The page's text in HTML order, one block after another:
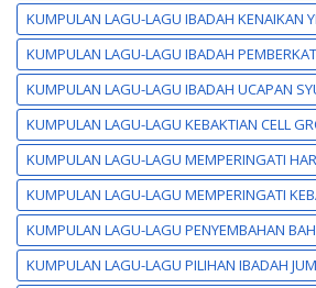
KUMPULAN LAGU-LAGU IBADAH KENAIKAN
KUMPULAN LAGU-LAGU IBADAH
KUMPULAN LAGU-LAGU IBADAH UCAPAN
KUMPULAN LAGU-LAGU KEBAKTIAN CELL
KUMPULAN LAGU-LAGU MEMPERINGATI
KUMPULAN LAGU-LAGU MEMPERINGATI
KUMPULAN LAGU-LAGU PENYEMBAHAN
KUMPULAN LAGU-LAGU PILIHAN IBADAH